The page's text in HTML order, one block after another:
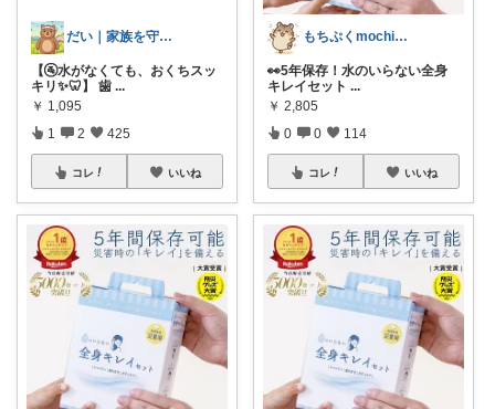
だい｜家族を守る備えと暮らし
【🚰水がなくても、おくちスッ
キリ✨🦷】 歯 ...
￥ 1,095
1 2 425
コレ いいね
もちぷくmochipuku☘️9日感謝
👀5年保存！水のいらない全身
キレイセット ...
￥ 2,805
0 0 114
コレ いいね